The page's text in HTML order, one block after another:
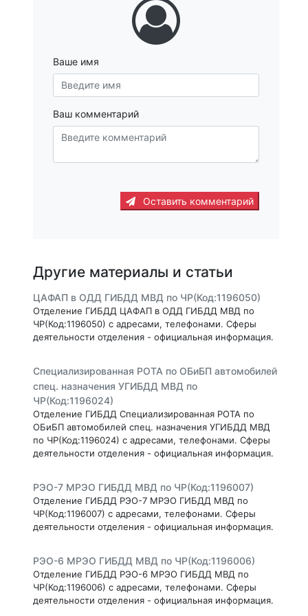
Ваше имя
Ваш комментарий
Оставить комментарий
Другие материалы и статьи
ЦАФАП в ОДД ГИБДД МВД по ЧР(Код:1196050)
Отделение ГИБДД ЦАФАП в ОДД ГИБДД МВД по
ЧР(Код:1196050) с адресами, телефонами. Сферы
деятельности отделения - официальная информация.
Специализированная РОТА по ОБиБП автомобилей
спец. назначения УГИБДД МВД по
ЧР(Код:1196024)
Отделение ГИБДД Специализированная РОТА по
ОБиБП автомобилей спец. назначения УГИБДД МВД
по ЧР(Код:1196024) с адресами, телефонами. Сферы
деятельности отделения - официальная информация.
РЭО-7 МРЭО ГИБДД МВД по ЧР(Код:1196007)
Отделение ГИБДД РЭО-7 МРЭО ГИБДД МВД по
ЧР(Код:1196007) с адресами, телефонами. Сферы
деятельности отделения - официальная информация.
РЭО-6 МРЭО ГИБДД МВД по ЧР(Код:1196006)
Отделение ГИБДД РЭО-6 МРЭО ГИБДД МВД по
ЧР(Код:1196006) с адресами, телефонами. Сферы
деятельности отделения - официальная информация.